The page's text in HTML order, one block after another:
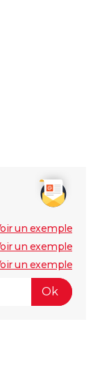
un exemple
un exemple
un exemple